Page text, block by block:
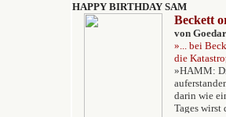
HAPPY BIRTHDAY SAM
Beckett
von
»... bei
die
»HAMM:
darin wie
Tages wirst